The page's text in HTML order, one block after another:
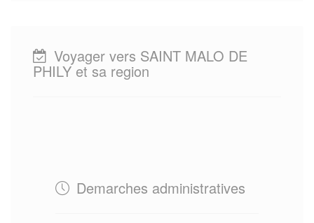
Voyager vers SAINT MALO DE
PHILY et sa region
Demarches administratives